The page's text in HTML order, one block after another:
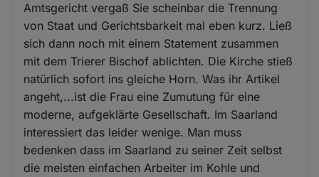
Amtsgericht vergaß Sie scheinbar die Trennung
von Staat und Gerichtsbarkeit mal eben kurz. Ließ
sich dann noch mit einem Statement zusammen
mit dem Trierer Bischof ablichten. Die Kirche stieß
natürlich sofort ins gleiche Horn. Was ihr Artikel
angeht,...ist die Frau eine Zumutung für eine
moderne, aufgeklärte Gesellschaft. Im Saarland
interessiert das leider wenige. Man muss
bedenken dass im Saarland zu seiner Zeit selbst
die meisten einfachen Arbeiter im Kohle und